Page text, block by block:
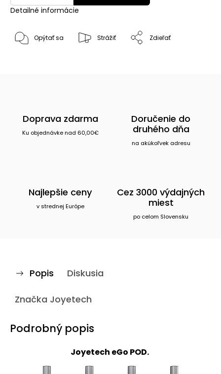
Detailné informácie
Opýtať sa Strážiť Zdieľať
Doprava zdarma
Ku objednávke nad 60,00€
Doručenie do
druhého dňa
na akúkoľvek adresu
Najlepšie ceny
v strednej Európe
Cez 3000 výdajných
miest
po celom Slovensku
Popis Diskusia
Značka Joyetech
Podrobný popis
Joyetech eGo POD.